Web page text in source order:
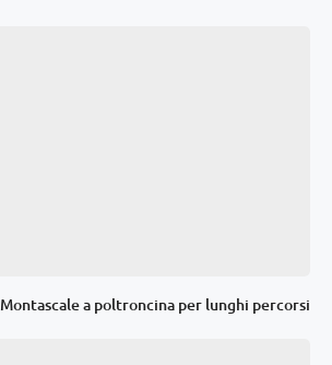
Montascale a poltroncina per lunghi percorsi